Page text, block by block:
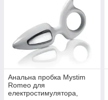
Анальна пробка Mystim
Romeo для
електростимулятора,